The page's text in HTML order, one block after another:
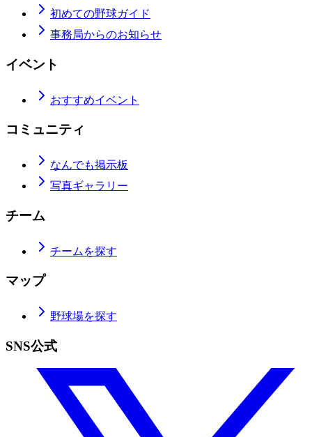
初めての野球ガイド
事務局からのお知らせ
イベント
おすすめイベント
コミュニティ
なんでも掲示板
写真ギャラリー
チーム
チームを探す
マップ
野球場を探す
SNS公式